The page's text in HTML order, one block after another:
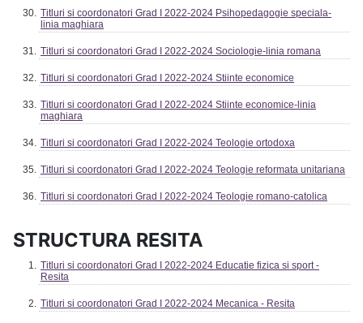
Titluri si coordonatori Grad I 2022-2024 Psihopedagogie speciala-
linia maghiara
Titluri si coordonatori Grad I 2022-2024 Sociologie-linia romana
Titluri si coordonatori Grad I 2022-2024 Stiinte economice
Titluri si coordonatori Grad I 2022-2024 Stiinte economice-linia
maghiara
Titluri si coordonatori Grad I 2022-2024 Teologie ortodoxa
Titluri si coordonatori Grad I 2022-2024 Teologie reformata unitariana
Titluri si coordonatori Grad I 2022-2024 Teologie romano-catolica
STRUCTURA RESITA
Titluri si coordonatori Grad I 2022-2024 Educatie fizica si sport -
Resita
Titluri si coordonatori Grad I 2022-2024 Mecanica - Resita